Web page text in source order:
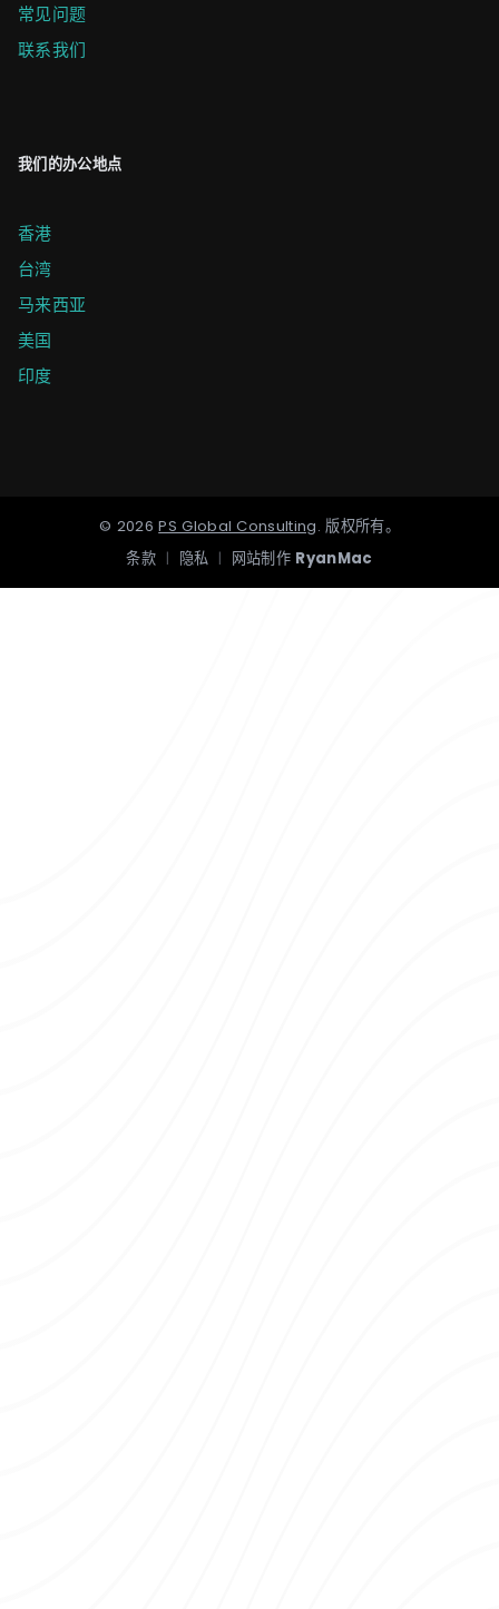
常见问题
联系我们
我们的办公地点
香港
台湾
马来西亚
美国
印度
© 2026 PS Global Consulting.版权所有。
条款 | 隐私 | 网站制作 RyanMac